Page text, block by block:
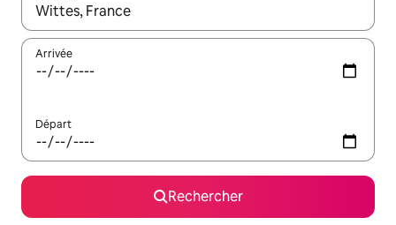
Lorsque les résultats s'affichent, utilisez les flèches vers le
Arrivée
Départ
Rechercher